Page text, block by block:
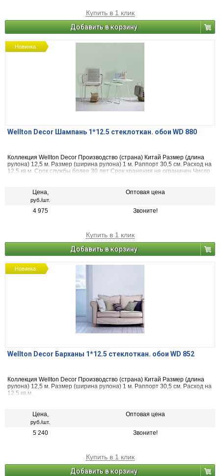
Купить в 1 клик
Добавить в корзину
Новинка
Wellton Decor Шампань 1*12.5 стеклоткан. обои WD 880
Коллекция Wellton Decor Производство (страна) Китай Размер (длина
рулона) 12,5 м. Размер (ширина рулона) 1 м. Раппорт 30,5 см. Расход на
12,5 кв.м. Срок службы более 30 лет Срок хранения не ограничен Число
Цена,
руб./шт.
Оптовая цена
4 975 Звоните!
Купить в 1 клик
Добавить в корзину
Новинка
Wellton Decor Барханы 1*12.5 стеклоткан. обои WD 852
Коллекция Wellton Decor Производство (страна) Китай Размер (длина
рулона) 12,5 м. Размер (ширина рулона) 1 м. Раппорт 30,5 см. Расход на
12,5 кв.м.
Цена,
руб./шт.
Оптовая цена
5 240 Звоните!
Купить в 1 клик
Добавить в корзину